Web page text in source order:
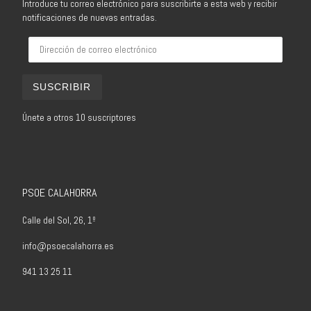
Introduce tu correo electrónico para suscribirte a esta web y recibir
notificaciones de nuevas entradas.
SUSCRIBIR
Únete a otros 10 suscriptores
PSOE CALAHORRA
Calle del Sol, 26, 1º
info@psoecalahorra.es
941 13 25 11